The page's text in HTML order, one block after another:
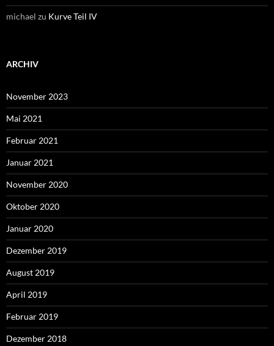
michael zu Kurve Teil IV
ARCHIV
November 2023
Mai 2021
Februar 2021
Januar 2021
November 2020
Oktober 2020
Januar 2020
Dezember 2019
August 2019
April 2019
Februar 2019
Dezember 2018